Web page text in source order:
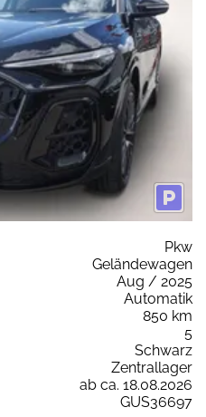
Pkw
Geländewagen
Aug / 2025
Automatik
850 km
5
Schwarz
Zentrallager
ab ca. 18.08.2026
GUS36697